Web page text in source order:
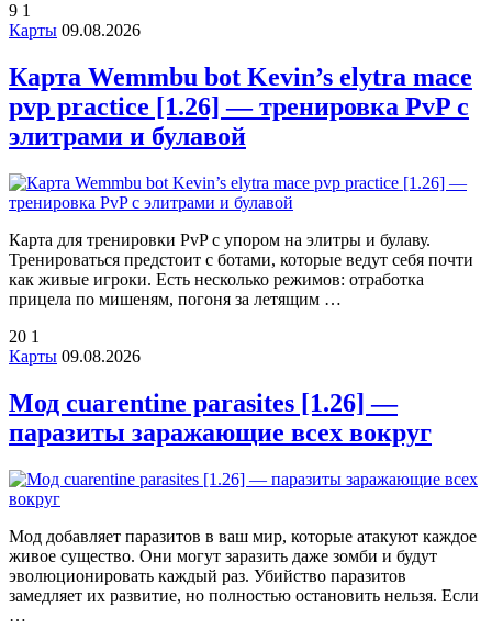
9 1
Карты 09.08.2026
Карта Wemmbu bot Kevin’s elytra mace
pvp practice [1.26] — тренировка PvP с
элитрами и булавой
Карта для тренировки PvP с упором на элитры и булаву.
Тренироваться предстоит с ботами, которые ведут себя почти
как живые игроки. Есть несколько режимов: отработка
прицела по мишеням, погоня за летящим …
20 1
Карты 09.08.2026
Мод cuarentine parasites [1.26] —
паразиты заражающие всех вокруг
Мод добавляет паразитов в ваш мир, которые атакуют каждое
живое существо. Они могут заразить даже зомби и будут
эволюционировать каждый раз. Убийство паразитов
замедляет их развитие, но полностью остановить нельзя. Если
…